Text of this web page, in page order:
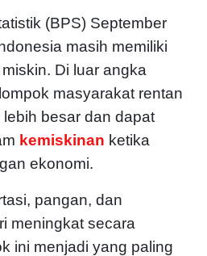
(BPS) September
masih memiliki
Di luar angka
masyarakat rentan
besar dan dapat
kemiskinan ketika
ekonomi.
pangan, dan
meningkat secara
ini menjadi yang paling